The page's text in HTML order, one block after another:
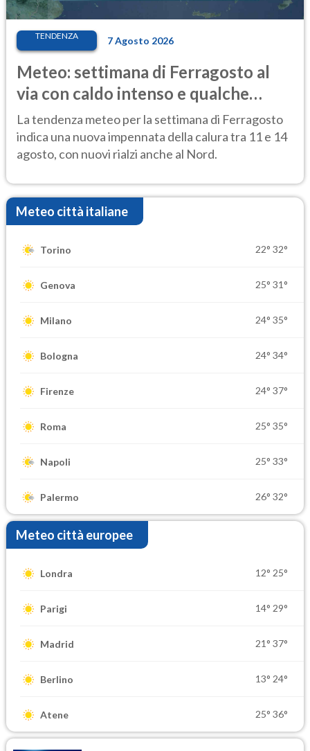
TENDENZA 7 Agosto 2026
Meteo: settimana di Ferragosto al
via con caldo intenso e qualche
temporale
La tendenza meteo per la settimana di Ferragosto
indica una nuova impennata della calura tra 11 e 14
agosto, con nuovi rialzi anche al Nord.
Meteo città italiane
Torino 22° 32°
Genova 25° 31°
Milano 24° 35°
Bologna 24° 34°
Firenze 24° 37°
Roma 25° 35°
Napoli 25° 33°
Palermo 26° 32°
Meteo città europee
Londra 12° 25°
Parigi 14° 29°
Madrid 21° 37°
Berlino 13° 24°
Atene 25° 36°